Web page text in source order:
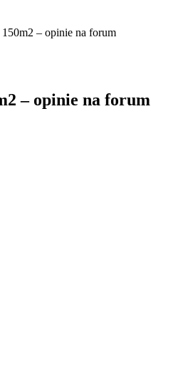
– opinie na forum
– opinie na forum